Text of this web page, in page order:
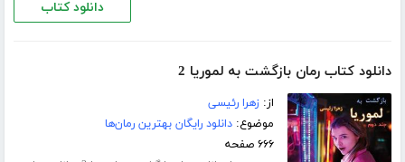
دانلود کتاب
دانلود کتاب رمان بازگشت به لموریا 2
از:زهرا رئیسی
موضوع:دانلود رایگان بهترین رمان‌ها
۶۶۶ صفحه